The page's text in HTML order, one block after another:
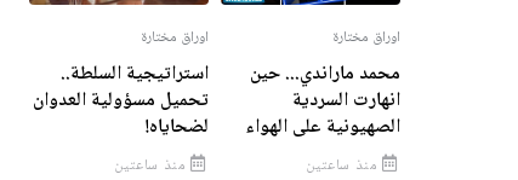
اوراق مختارة
محمد ماراندي... حين
انهارت السردية
الصهيونية على الهواء
منذ ساعتين
اوراق مختارة
استراتيجية السلطة..
تحميل مسؤولية العدوان
لضحاياه!
منذ ساعتين